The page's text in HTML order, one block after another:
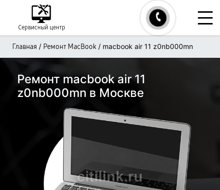
Сервисный центр
Главная / Ремонт MacBook / macbook air 11 z0nb000mn
Ремонт macbook air 11
z0nb000mn в Москве